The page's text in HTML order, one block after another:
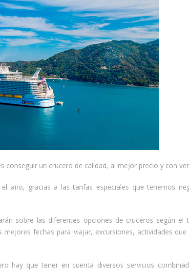
conseguir un crucero de calidad, al mejor precio y con
año, gracias a las tarifas especiales que tenemos
sobre las diferentes opciones de cruceros según el
fechas para viajar, excursiones, actividades
hay que tener en cuenta diversos servicios